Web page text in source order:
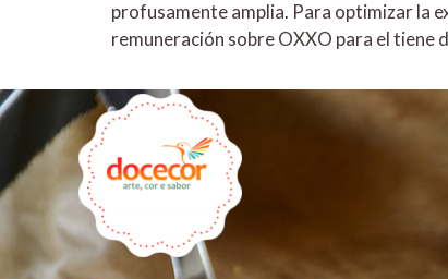
profusamente amplia. Para optimizar la
remuneración sobre OXXO para el tiene